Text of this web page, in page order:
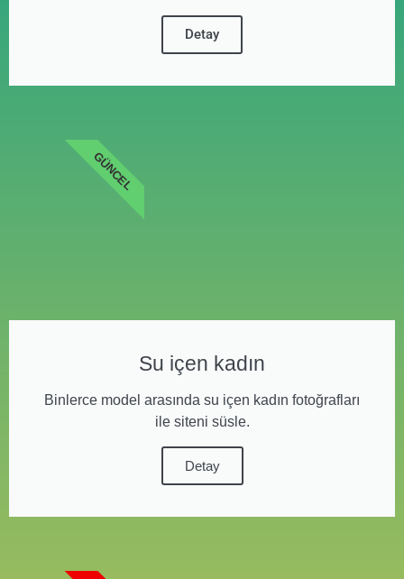
Detay
Su içen kadın
Binlerce model arasında su içen kadın fotoğrafları
ile siteni süsle.
Detay
GÜNCEL